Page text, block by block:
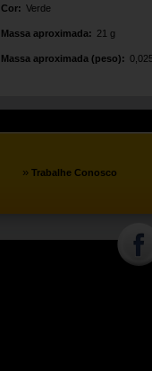
Cor: Verde
Massa aproximada: 21 g
Massa aproximada (peso):
» Trabalhe Conosco